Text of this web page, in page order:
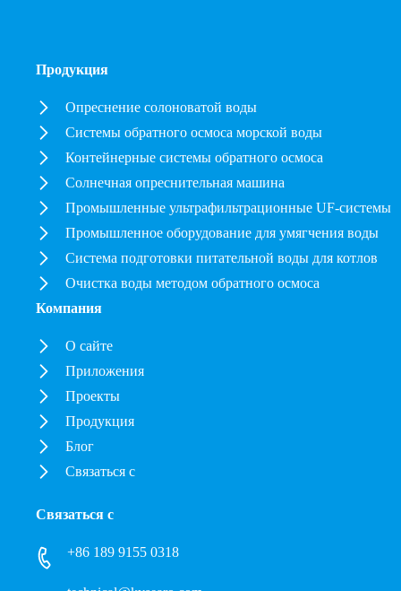
Продукция
Опреснение солоноватой воды
Системы обратного осмоса морской воды
Контейнерные системы обратного осмоса
Солнечная опреснительная машина
Промышленные ультрафильтрационные UF-системы
Промышленное оборудование для умягчения воды
Система подготовки питательной воды для котлов
Очистка воды методом обратного осмоса
Компания
О сайте
Приложения
Проекты
Продукция
Блог
Связаться с
Связаться с
+86 189 9155 0318